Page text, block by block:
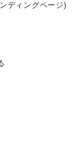
ディングページ)